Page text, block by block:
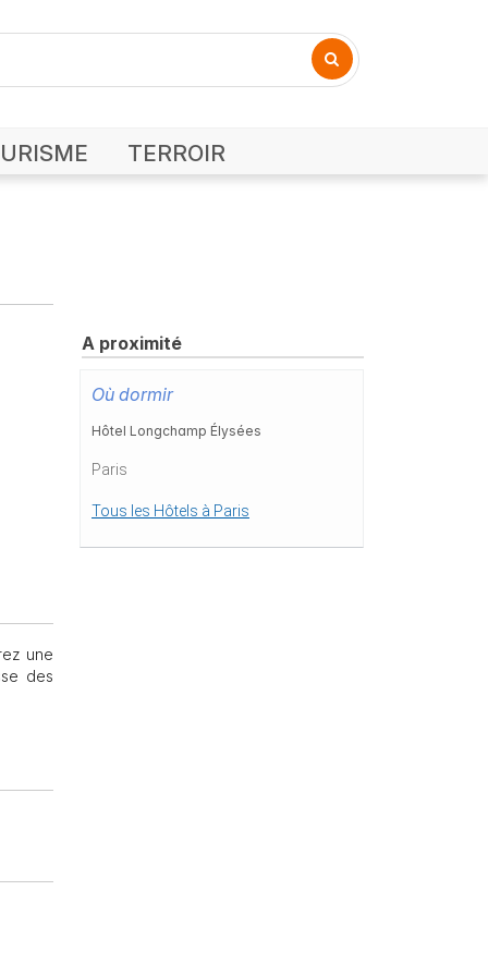
TERROIR
une
des
A proximité
Où dormir
Hôtel Longchamp Élysées
Paris
Tous les Hôtels à Paris